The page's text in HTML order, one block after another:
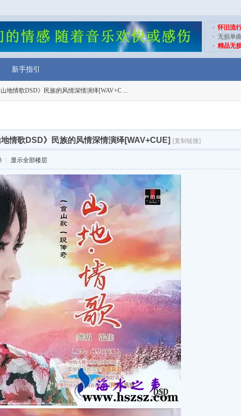
怀旧流
无损单
精品无
新手指引
地情歌DSD》‌民族的风情深情演绎‌[WAV+C ...
情歌DSD》‌民族的风情深情演绎‌[WAV+CUE] [复制链接]
显示全部楼层